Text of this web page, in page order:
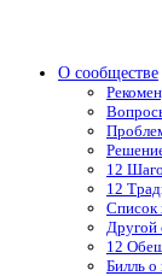
О сообществе
12
12
Список
Другой
12
Билль о